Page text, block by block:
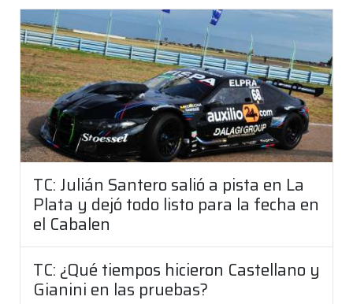
TC: Julián Santero salió a pista en La
Plata y dejó todo listo para la fecha en
el Cabalen
TC: ¿Qué tiempos hicieron Castellano y
Gianini en las pruebas?